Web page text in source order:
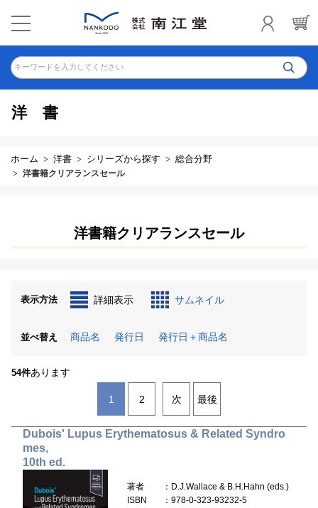
キーワードを入力してください
洋書
ホーム 洋書 シリーズから探す 総合分野
洋書籍クリアランスセール
洋書籍クリアランスセール
表示方法 詳細表示 サムネイル
並べ替え 商品名 発行日 発行日＋商品名
54件あります
1 2 次 最後
Dubois' Lupus Erythematosus & Related Syndro
mes,
10th ed.
著者
：D.J.Wallace & B.H.Hahn (eds.)
ISBN
：978-0-323-93232-5